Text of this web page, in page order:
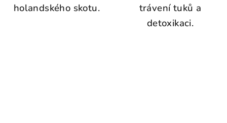
holandského skotu.
trávení tuků a
detoxikaci.